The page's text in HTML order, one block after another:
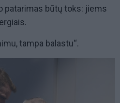
patarimas būtų toks: jiems
tampa balastu“.